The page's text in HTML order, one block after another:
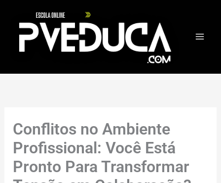
Conflitos no Ambiente
Profissional: Você Está
Pronto Para Transformar